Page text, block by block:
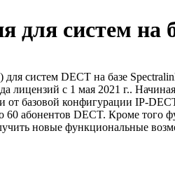
для систем на
систем DECT на базе
с 1 мая 2021 г..
базовой конфигурации IP-
абонентов DECT. Кроме того
новые функциональные